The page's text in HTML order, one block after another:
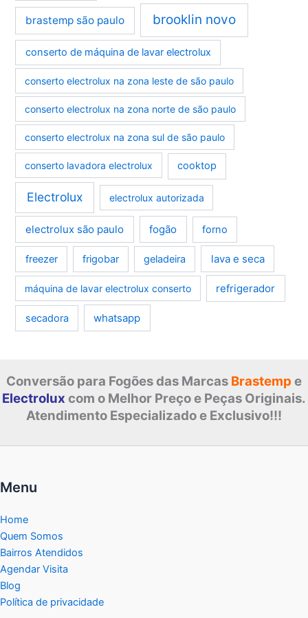
brastemp são paulo brooklin novo
conserto de máquina de lavar electrolux
conserto electrolux na zona leste de são paulo
conserto electrolux na zona norte de são paulo
conserto electrolux na zona sul de são paulo
conserto lavadora electrolux cooktop
Electrolux electrolux autorizada
electrolux são paulo fogão forno
freezer frigobar geladeira lava e seca
máquina de lavar electrolux conserto refrigerador
secadora whatsapp
Conversão para Fogões das Marcas Brastemp e
Electrolux com o Melhor Preço e Peças Originais.
Atendimento Especializado e Exclusivo!!!
Menu
Home
Quem Somos
Bairros Atendidos
Agendar Visita
Blog
Política de privacidade